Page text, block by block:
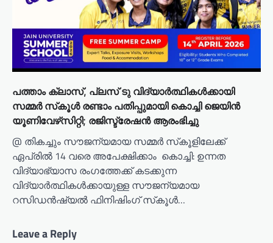
പത്താം ക്ലാസ്, പ്ലസ് ടു വിദ്യാര്‍ത്ഥികള്‍ക്കായി
സമ്മര്‍ സ്‌കൂൾ രണ്ടാം പതിപ്പുമായി കൊച്ചി ജെയിന്‍
യൂണിവേഴ്‌സിറ്റി; രജിസ്ട്രേഷന്‍ ആരംഭിച്ചു
@ ​തികച്ചും സൗജന്യമായ സമ്മര്‍ സ്‌കൂളിലേക്ക്
ഏപ്രില്‍ 14 വരെ അപേക്ഷിക്കാം ​ കൊച്ചി: ഉന്നത
വിദ്യാഭ്യാസ രംഗത്തേക്ക് കടക്കുന്ന
വിദ്യാര്‍ത്ഥികള്‍ക്കായുള്ള സൗജന്യമായ
റസിഡന്‍ഷ്യല്‍ ഫിനിഷിംഗ് സ്‌കൂള്‍…
Leave a Reply